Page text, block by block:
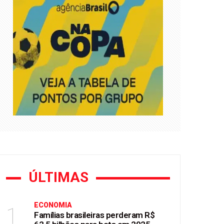
ÚLTIMAS
1 ECONOMIA
Famílias brasileiras perderam R$